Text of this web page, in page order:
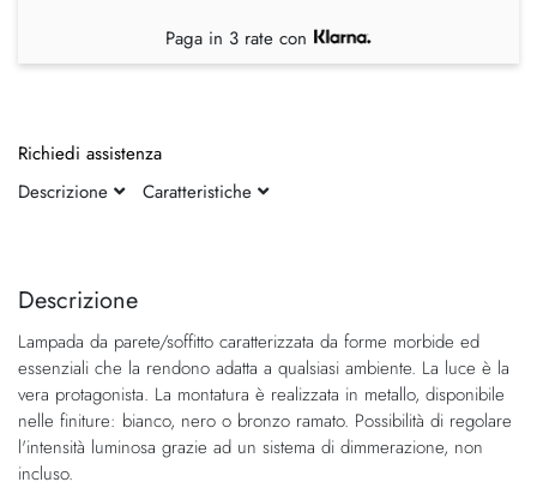
fine
galleria
di
immagini
della
di
immagini
Descrizione
Lampada da parete/soffitto caratterizzata da forme morbide ed
essenziali che la rendono adatta a qualsiasi ambiente. La luce è la
vera protagonista. La montatura è realizzata in metallo, disponibile
nelle finiture: bianco, nero o bronzo ramato. Possibilità di regolare
l'intensità luminosa grazie ad un sistema di dimmerazione, non
incluso.
Paga in 3 rate con
Richiedi assistenza
Descrizione
Caratteristiche